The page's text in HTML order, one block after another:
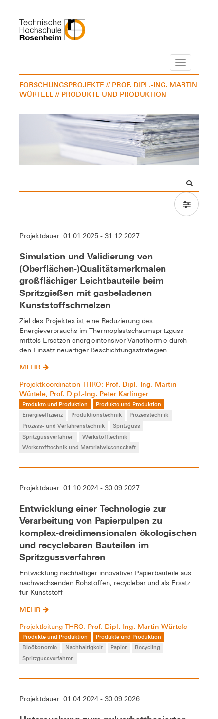
Navigation
FORSCHUNGSPROJEKTE // PROF. DIPL.-ING. MARTIN
WÜRTELE // PRODUKTE UND PRODUKTION
Projektdauer: 01.01.2025 - 31.12.2027
Simulation und Validierung von
(Oberflächen-)Qualitätsmerkmalen
großflächiger Leichtbauteile beim
Spritzgießen mit gasbeladenen
Kunststoffschmelzen
Ziel des Projektes ist eine Reduzierung des
Energieverbrauchs im Thermoplastschaumspritzguss
mittels Ersetzen energieintensiver Variothermie durch
den Einsatz neuartiger Beschichtungsstrategien.
MEHR
Projektkoordination THRO: Prof. Dipl.-Ing. Martin
Würtele, Prof. Dipl.-Ing. Peter Karlinger
Produkte und Produktion
Produkte und Produktion
Energieeffizienz
Produktionstechnik
Prozesstechnik
Prozess- und Verfahrenstechnik
Spritzguss
Spritzgussverfahren
Werkstofftechnik
Werkstofftechnik und Materialwissenschaft
Projektdauer: 01.10.2024 - 30.09.2027
Entwicklung einer Technologie zur
Verarbeitung von Papierpulpen zu
komplex-dreidimensionalen ökologischen
und recyclebaren Bauteilen im
Spritzgussverfahren
Entwicklung nachhaltiger innovativer Papierbauteile aus
nachwachsenden Rohstoffen, recyclebar und als Ersatz
für Kunststoff
MEHR
Projektleitung THRO: Prof. Dipl.-Ing. Martin Würtele
Produkte und Produktion
Produkte und Produktion
Bioökonomie
Nachhaltigkeit Papier
Recycling
Spritzgussverfahren
Projektdauer: 01.04.2024 - 30.09.2026